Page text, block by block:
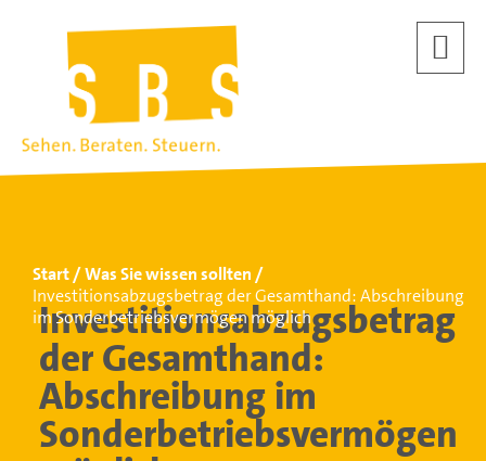
Start
Was Sie wissen sollten
Investitionsabzugsbetrag der Gesamthand: Abschreibung
im Sonderbetriebsvermögen möglich
Investitionsabzugsbetrag
der Gesamthand:
Abschreibung im
Sonderbetriebsvermögen